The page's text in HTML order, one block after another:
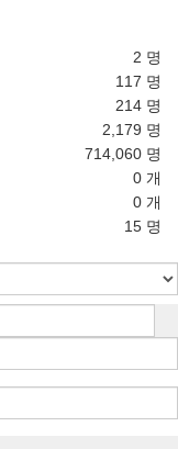
2 명
117 명
214 명
2,179 명
714,060 명
0 개
0 개
15 명